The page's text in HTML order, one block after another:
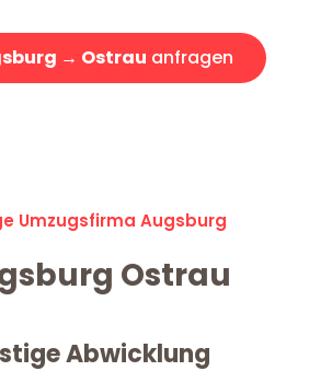
→ Ostrau anfragen
Umzugsfirma Augsburg
Ostrau
Abwicklung